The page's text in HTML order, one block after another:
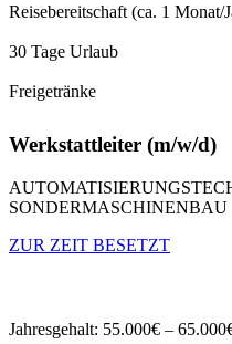
Reisebereitschaft (ca. 1 Monat/
30 Tage Urlaub
Freigetränke
Werkstattleiter (m/w/d)
SONDERMASCHINENBAU
ZUR ZEIT BESETZT
Jahresgehalt: 55.000€ –